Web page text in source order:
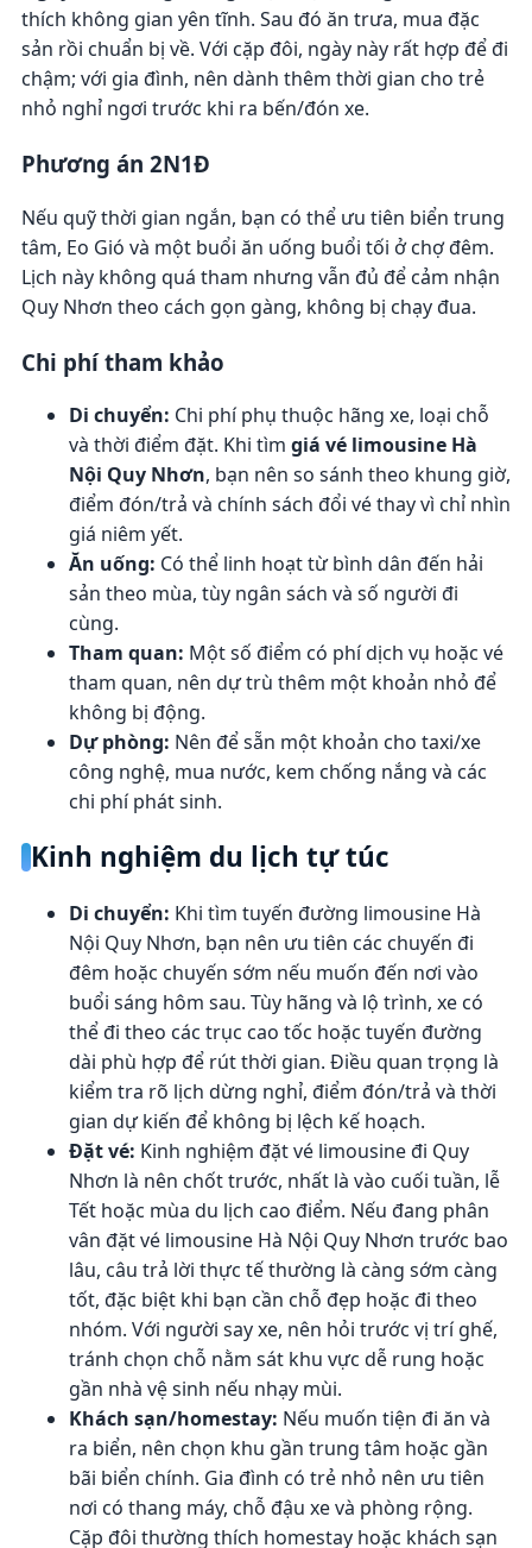
thích không gian yên tĩnh. Sau đó ăn trưa, mua đặc
sản rồi chuẩn bị về. Với cặp đôi, ngày này rất hợp để đi
chậm; với gia đình, nên dành thêm thời gian cho trẻ
nhỏ nghỉ ngơi trước khi ra bến/đón xe.
Phương án 2N1Đ
Nếu quỹ thời gian ngắn, bạn có thể ưu tiên biển trung
tâm, Eo Gió và một buổi ăn uống buổi tối ở chợ đêm.
Lịch này không quá tham nhưng vẫn đủ để cảm nhận
Quy Nhơn theo cách gọn gàng, không bị chạy đua.
Chi phí tham khảo
Di chuyển: Chi phí phụ thuộc hãng xe, loại chỗ
và thời điểm đặt. Khi tìm giá vé limousine Hà
Nội Quy Nhơn, bạn nên so sánh theo khung giờ,
điểm đón/trả và chính sách đổi vé thay vì chỉ nhìn
giá niêm yết.
Ăn uống: Có thể linh hoạt từ bình dân đến hải
sản theo mùa, tùy ngân sách và số người đi
cùng.
Tham quan: Một số điểm có phí dịch vụ hoặc vé
tham quan, nên dự trù thêm một khoản nhỏ để
không bị động.
Dự phòng: Nên để sẵn một khoản cho taxi/xe
công nghệ, mua nước, kem chống nắng và các
chi phí phát sinh.
Kinh nghiệm du lịch tự túc
Di chuyển: Khi tìm tuyến đường limousine Hà
Nội Quy Nhơn, bạn nên ưu tiên các chuyến đi
đêm hoặc chuyến sớm nếu muốn đến nơi vào
buổi sáng hôm sau. Tùy hãng và lộ trình, xe có
thể đi theo các trục cao tốc hoặc tuyến đường
dài phù hợp để rút thời gian. Điều quan trọng là
kiểm tra rõ lịch dừng nghỉ, điểm đón/trả và thời
gian dự kiến để không bị lệch kế hoạch.
Đặt vé: Kinh nghiệm đặt vé limousine đi Quy
Nhơn là nên chốt trước, nhất là vào cuối tuần, lễ
Tết hoặc mùa du lịch cao điểm. Nếu đang phân
vân đặt vé limousine Hà Nội Quy Nhơn trước bao
lâu, câu trả lời thực tế thường là càng sớm càng
tốt, đặc biệt khi bạn cần chỗ đẹp hoặc đi theo
nhóm. Với người say xe, nên hỏi trước vị trí ghế,
tránh chọn chỗ nằm sát khu vực dễ rung hoặc
gần nhà vệ sinh nếu nhạy mùi.
Khách sạn/homestay: Nếu muốn tiện đi ăn và
ra biển, nên chọn khu gần trung tâm hoặc gần
bãi biển chính. Gia đình có trẻ nhỏ nên ưu tiên
nơi có thang máy, chỗ đậu xe và phòng rộng.
Cặp đôi thường thích homestay hoặc khách sạn